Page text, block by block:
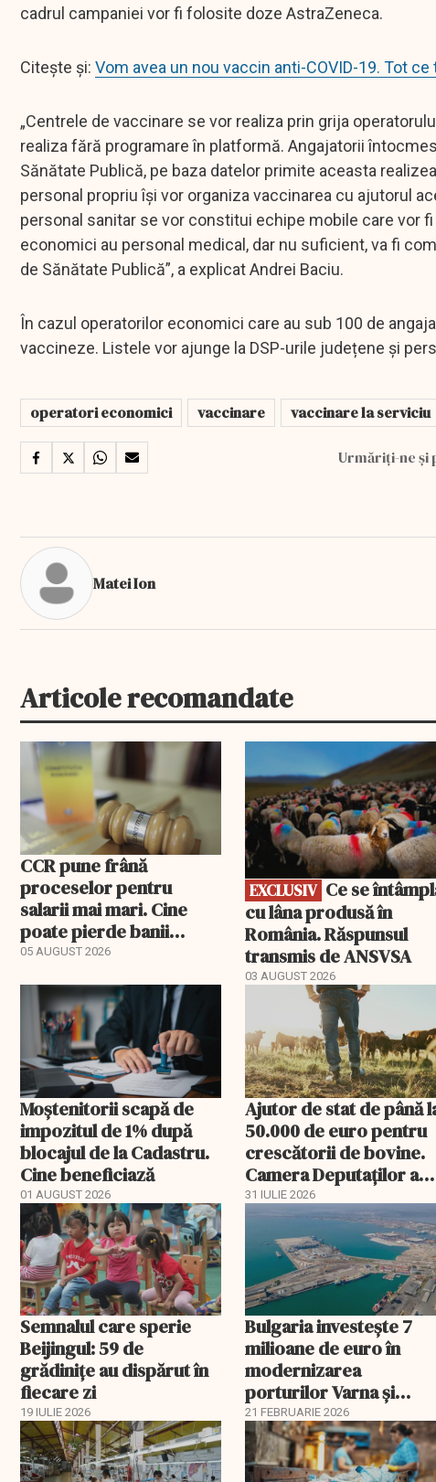
cadrul campaniei vor fi folosite doze AstraZeneca.
Citește și: Vom avea un nou vaccin anti-COVID-19. Tot
„Centrele de vaccinare se vor realiza prin grija
realiza fără programare în platformă. Angajatorii
Sănătate Publică, pe baza datelor primite aceasta
personal propriu își vor organiza vaccinarea cu ajutorul
personal sanitar se vor constitui echipe mobile care vor
economici au personal medical, dar nu suficient, va fi
de Sănătate Publică”, a explicat Andrei Baciu.
În cazul operatorilor economici care au sub 100 de
vaccineze. Listele vor ajunge la DSP-urile județene și
operatori economici vaccinare vaccinare la serviciu
Urmăriți-ne și
Matei Ion
Articole recomandate
CCR pune frână
proceselor pentru
salarii mai mari. Cine
poate pierde banii
ceruți statului
05 AUGUST 2026
EXCLUSIV
EXCLUSIV
cu lâna produsă în
România. Răspunsul
transmis de ANSVSA
03 AUGUST 2026
Moștenitorii scapă de
impozitul de 1% după
blocajul de la Cadastru.
Cine beneficiază
01 AUGUST 2026
Ajutor de stat de până
50.000 de euro pentru
crescătorii de bovine.
Camera Deputaților a
aprobat schema
31 IULIE 2026
Semnalul care sperie
Beijingul: 59 de
grădinițe au dispărut în
fiecare zi
19 IULIE 2026
Bulgaria investește 7
milioane de euro în
modernizarea
porturilor Varna și
Burgas
21 FEBRUARIE 2026